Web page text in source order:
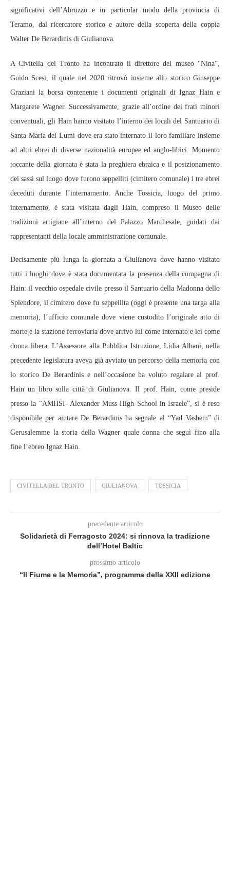
significativi dell’Abruzzo e in particolar modo della provincia di
Teramo, dal ricercatore storico e autore della scoperta della coppia
Walter De Berardinis di Giulianova.
A Civitella del Tronto ha incontrato il direttore del museo “Nina”,
Guido Scesi, il quale nel 2020 ritrovò insieme allo storico Giuseppe
Graziani la borsa contenente i documenti originali di Ignaz Hain e
Margarete Wagner. Successivamente, grazie all’ordine dei frati minori
conventuali, gli Hain hanno visitato l’interno dei locali del Santuario di
Santa Maria dei Lumi dove era stato internato il loro familiare insieme
ad altri ebrei di diverse nazionalità europee ed anglo-libici. Momento
toccante della giornata è stata la preghiera ebraica e il posizionamento
dei sassi sul luogo dove furono seppelliti (cimitero comunale) i tre ebrei
deceduti durante l’internamento. Anche Tossicia, luogo del primo
internamento, è stata visitata dagli Hain, compreso il Museo delle
tradizioni artigiane all’interno del Palazzo Marchesale, guidati dai
rappresentanti della locale amministrazione comunale.
Decisamente più lunga la giornata a Giulianova dove hanno visitato
tutti i luoghi dove è stata documentata la presenza della compagna di
Hain: il vecchio ospedale civile presso il Santuario della Madonna dello
Splendore, il cimitero dove fu seppellita (oggi è presente una targa alla
memoria), l’ufficio comunale dove viene custodito l’originale atto di
morte e la stazione ferroviaria dove arrivò lui come internato e lei come
donna libera. L’Assessore alla Pubblica Istruzione, Lidia Albani, nella
precedente legislatura aveva già avviato un percorso della memoria con
lo storico De Berardinis e nell’occasione ha voluto regalare al prof.
Hain un libro sulla città di Giulianova. Il prof. Hain, come preside
presso la “AMHSI- Alexander Muss High School in Israele”, si è reso
disponibile per aiutare De Berardinis ha segnale al “Yad Vashem” di
Gerusalemme la storia della Wagner quale donna che seguì fino alla
fine l’ebreo Ignaz Hain.
CIVITELLA DEL TRONTO GIULIANOVA TOSSICIA
precedente articolo
Solidarietà di Ferragosto 2024: si rinnova la tradizione
dell’Hotel Baltic
prossimo articolo
“Il Fiume e la Memoria”, programma della XXII edizione